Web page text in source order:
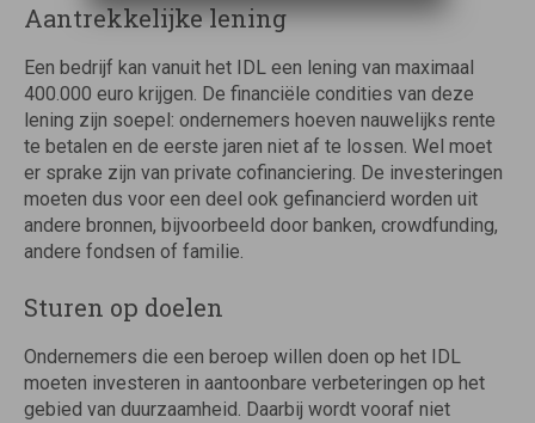
Aantrekkelijke lening
Een bedrijf kan vanuit het IDL een lening van maximaal
400.000 euro krijgen. De financiële condities van deze
lening zijn soepel: ondernemers hoeven nauwelijks rente
te betalen en de eerste jaren niet af te lossen. Wel moet
er sprake zijn van private cofinanciering. De investeringen
moeten dus voor een deel ook gefinancierd worden uit
andere bronnen, bijvoorbeeld door banken, crowdfunding,
andere fondsen of familie.
Sturen op doelen
Ondernemers die een beroep willen doen op het IDL
moeten investeren in aantoonbare verbeteringen op het
gebied van duurzaamheid. Daarbij wordt vooraf niet